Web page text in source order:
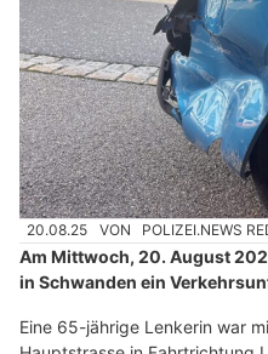
20.08.25 VON POLIZEI.NEWS
Am Mittwoch, 20. August
in Schwanden ein
Eine 65-jährige Lenkerin war